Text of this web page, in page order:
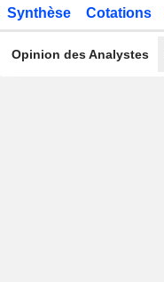
Synthèse Cotations
Opinion des Analystes